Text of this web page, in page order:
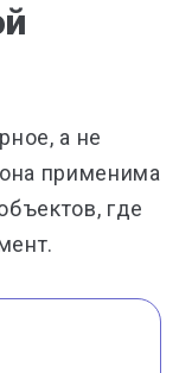
а не
применима
где